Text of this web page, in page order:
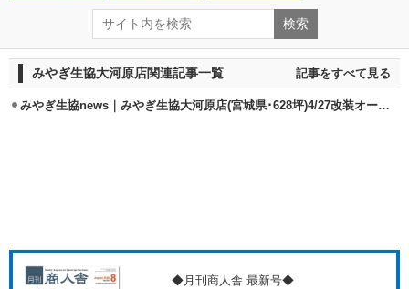
みやぎ生協大河原店関連記事一覧 記事をすべて見る
みやぎ生協news｜みやぎ生協大河原店(宮城県･628坪)4/27改装オープン
◆月刊商人舎 最新号◆